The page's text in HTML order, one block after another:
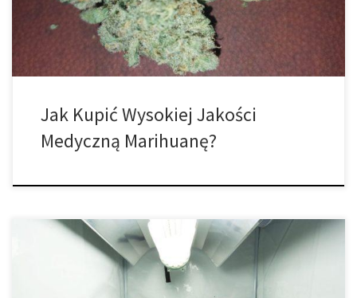
strategię kupowania wina przez wiele osób: znajdują oni fajnie
wyglądającą […]
Jak Kupić Wysokiej Jakości
Medyczną Marihuanę?
Czy Twój ulubiony zapach może pomóc Ci znaleźć ulubioną
odmianę marihuany? Nie tak daleko za nagłówkami reklamującymi